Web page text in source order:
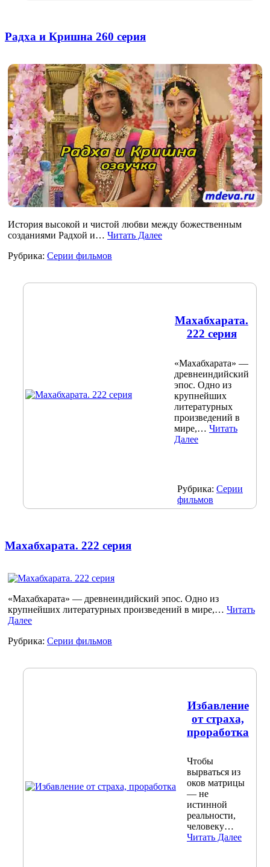
Радха и Кришна 260 серия
История высокой и чистой любви между божественным
созданиями Радхой и… Читать Далее
Рубрика: Серии фильмов
Махабхарата.
222 серия
«Махабхарата» —
древнеиндийский
эпос. Одно из
крупнейших
литературных
произведений в
мире,… Читать
Далее
Рубрика: Серии
фильмов
Махабхарата. 222 серия
«Махабхарата» — древнеиндийский эпос. Одно из
крупнейших литературных произведений в мире,… Читать
Далее
Рубрика: Серии фильмов
Избавление
от страха,
проработка
Чтобы
вырваться из
оков матрицы
— не
истинной
реальности,
человеку…
Читать Далее